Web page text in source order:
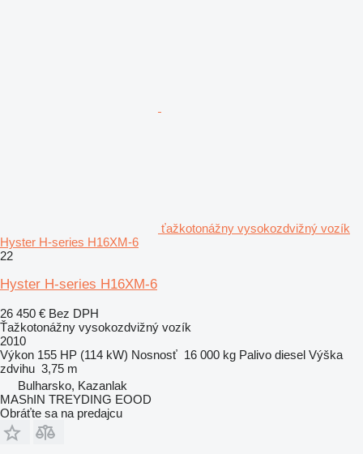
ťažkotonážny vysokozdvižný vozík
Hyster H-series H16XM-6
22
Hyster H-series H16XM-6
26 450 € Bez DPH
Ťažkotonážny vysokozdvižný vozík
2010
Výkon 155 HP (114 kW) Nosnosť 16 000 kg Palivo diesel Výška
zdvihu 3,75 m
Bulharsko, Kazanlak
MAShIN TREYDING EOOD
Obráťte sa na predajcu